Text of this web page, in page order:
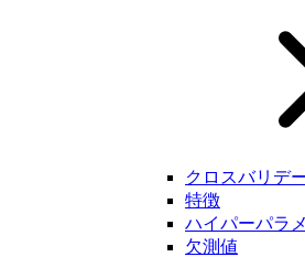
クロスバリデ
特徴
ハイパーパラ
欠測値